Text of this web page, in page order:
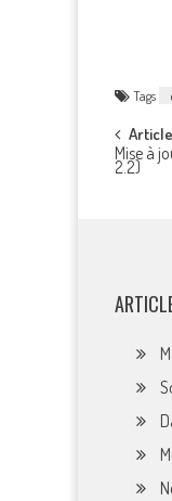
Tags
Post
Mise à
2.2)